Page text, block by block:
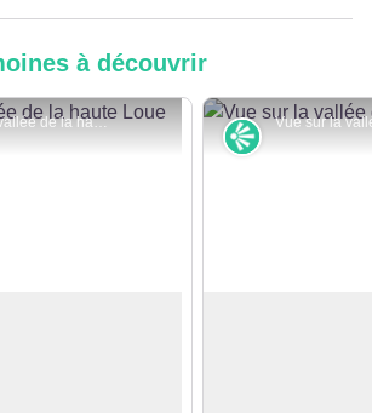
à découvrir
Vue sur la vallée de la haute Loue - ©Céline Olivier
Point de vue